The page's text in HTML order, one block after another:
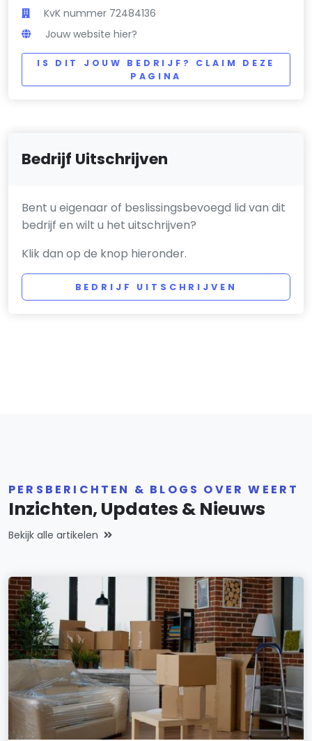
KvK nummer 72484136
Jouw website hier?
IS DIT JOUW BEDRIJF? CLAIM DEZE
PAGINA
Bedrijf Uitschrijven
Bent u eigenaar of beslissingsbevoegd lid van dit
bedrijf en wilt u het uitschrijven?
Klik dan op de knop hieronder.
BEDRIJF UITSCHRIJVEN
PERSBERICHTEN & BLOGS OVER WEERT
Inzichten, Updates & Nieuws
Bekijk alle artikelen